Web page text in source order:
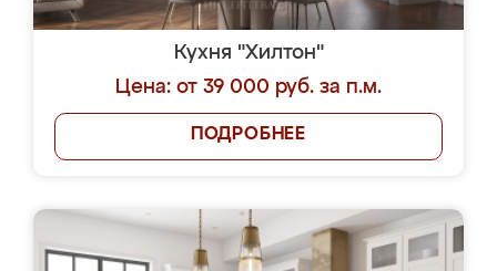
Кухня "Хилтон"
Цена: от 39 000 руб. за п.м.
ПОДРОБНЕЕ